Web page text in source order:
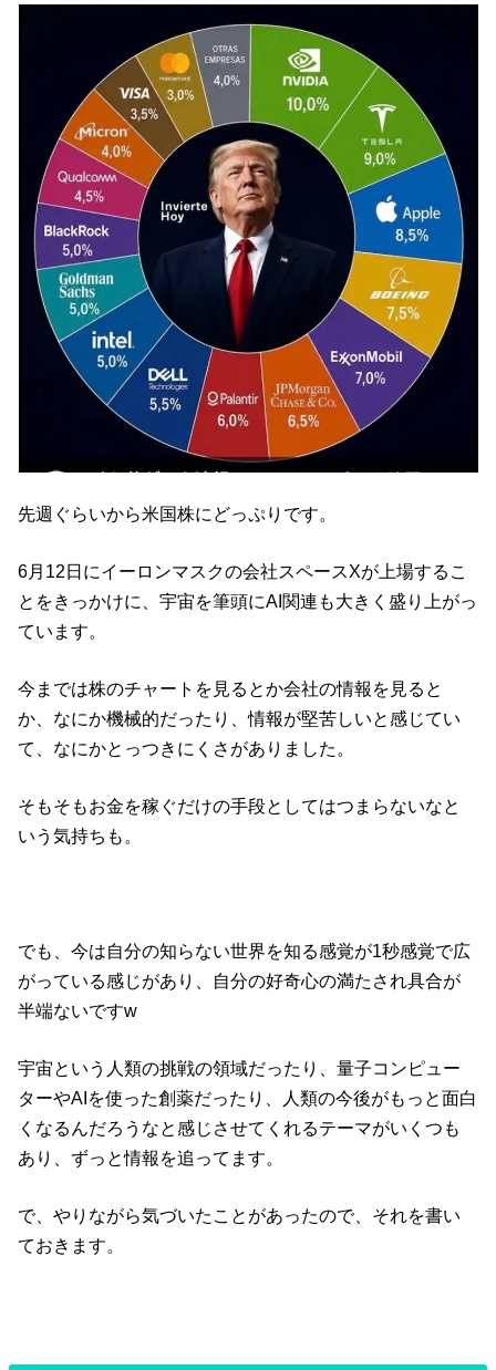
先週ぐらいから米国株にどっぷりです。
6月12日にイーロンマスクの会社スペースXが上場するこ
とをきっかけに、宇宙を筆頭にAI関連も大きく盛り上がっ
ています。
今までは株のチャートを見るとか会社の情報を見ると
か、なにか機械的だったり、情報が堅苦しいと感じてい
て、なにかとっつきにくさがありました。
そもそもお金を稼ぐだけの手段としてはつまらないなと
いう気持ちも。
でも、今は自分の知らない世界を知る感覚が1秒感覚で広
がっている感じがあり、自分の好奇心の満たされ具合が
半端ないですw
宇宙という人類の挑戦の領域だったり、量子コンピュー
ターやAIを使った創薬だったり、人類の今後がもっと面白
くなるんだろうなと感じさせてくれるテーマがいくつも
あり、ずっと情報を追ってます。
で、やりながら気づいたことがあったので、それを書い
ておきます。